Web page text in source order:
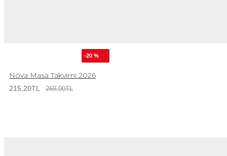
-20 %
Nova Masa Takvimi 2026
215,20TL 269,00TL